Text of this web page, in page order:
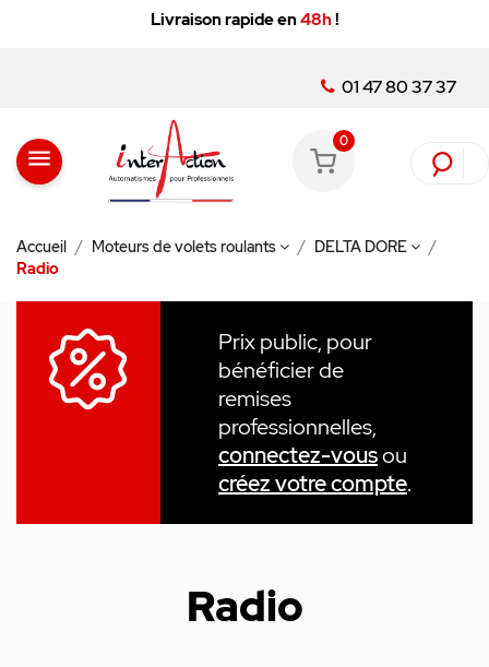
Livraison rapide en48h!
01 47 80 37 37
menu
0
Accueil Moteurs de volets roulants
DELTA DORE
Radio
Radio
Prix public, pour
bénéficier de
remises
professionnelles,
connectez-vousou
créez votre compte.